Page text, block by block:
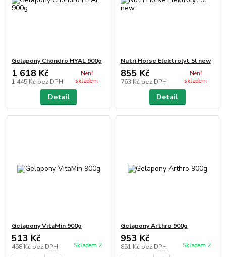
Gelapony Chondro HYAL 900g
1 618 Kč
1 445 Kč bez DPH
Není
skladem
Detail
Nutri Horse Elektrolyt 5l new
855 Kč
763 Kč bez DPH
Není
skladem
Detail
Gelapony VitaMin 900g
513 Kč
458 Kč bez DPH Skladem 2
Gelapony Arthro 900g
953 Kč
851 Kč bez DPH Skladem 2